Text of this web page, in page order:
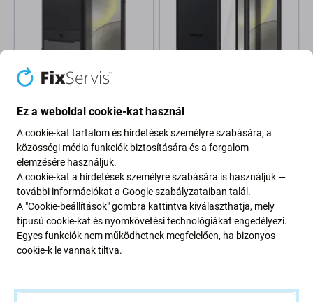
Spigen
Samsung Galaxy S24, Matte
8 810 Ft
RAKTÁRON 3 db
Samsung Galaxy S24, Matte
8 810 Ft
Ez a weboldal cookie-kat használ
A cookie-kat tartalom és hirdetések személyre szabására, a
közösségi média funkciók biztosítására és a forgalom
elemzésére használjuk.
A cookie-kat a hirdetések személyre szabására is használjuk —
további információkat a Google szabályzataiban talál.
A "Cookie-beállítások" gombra kattintva kiválaszthatja, mely
típusú cookie-kat és nyomkövetési technológiákat engedélyezi.
Egyes funkciók nem működhetnek megfelelően, ha bizonyos
cookie-k le vannak tiltva.